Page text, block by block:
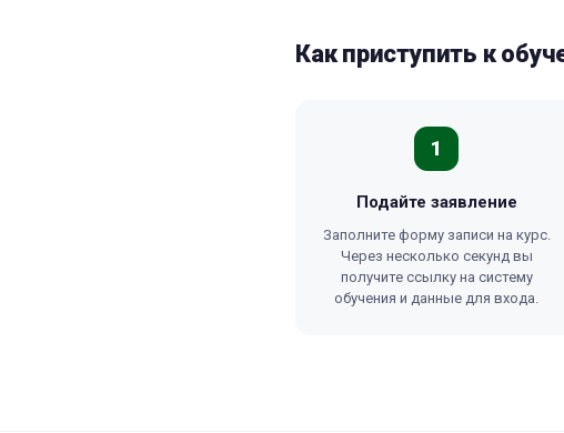
Как приступить к
1
Подайте заявление
Заполните форму записи на курс.
Через несколько секунд вы
получите ссылку на систему
обучения и данные для входа.